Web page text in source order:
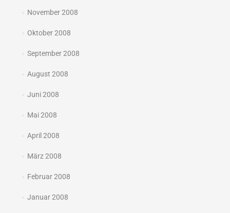
November 2008
Oktober 2008
September 2008
August 2008
Juni 2008
Mai 2008
April 2008
März 2008
Februar 2008
Januar 2008